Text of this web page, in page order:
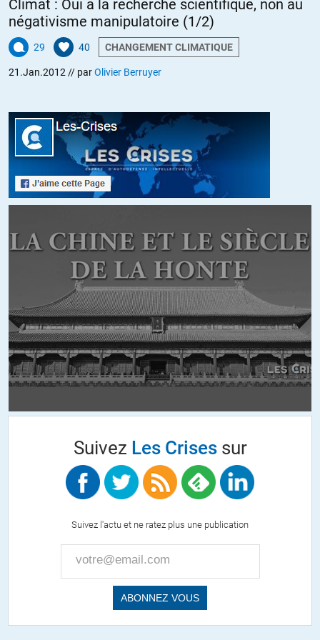
Je ne vois que 2 solutions, ce que j’appelle l’exil intérieur, cad vivre en
autonomie maximale possible à la campagne / montagne = potager,
bois, panneau solaire, puit ect ou bien quitter le pays, voire la zone
Continuer comme si de rien n’était, c’est se condamner à subir.
J’ai pas l’impression que le bon sens l’emportera, existe-t-il une ou
des situations ou le bon sens l’a emporté depuis 500 ans dans
pareil cas ?
Dans le Monde d’aujourd’hui, un article relate la bonne santé et
domicile ! Surement pas une solution à mon humble avis, juste une
réaction émotionnelle de peur.
ALERTER
artiste//25.01.2012 à 09h20
Etant en deficit primaire le defaut ne changerait rien ne pouvant plus
emprunter il faudrait diminuer les retraites et les salaires des
sortie de l’euro et devaluation pour retrouver de la croissance sans la
gouffre qu’est devenu l’état.
ALERTER
http://www.les-crises.fr/documents/2011/la-crise-henri-regnault-
ALERTER
Climat : Oui à la recherche scientifique, non au
négativisme manipulatoire (1/2)
29 40 CHANGEMENT CLIMATIQUE
21.Jan.2012 // parOlivier Berruyer
Suivez Les Crisessur
Suivez l'actu et ne ratez plus une publication